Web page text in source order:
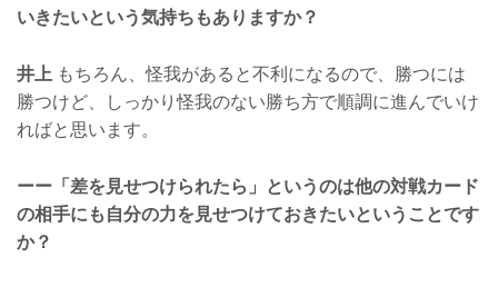
いきたいという気持ちもありますか？
井上 もちろん、怪我があると不利になるので、勝つには
勝つけど、しっかり怪我のない勝ち方で順調に進んでいけ
ればと思います。
ーー「差を見せつけられたら」というのは他の対戦カード
の相手にも自分の力を見せつけておきたいということです
か？